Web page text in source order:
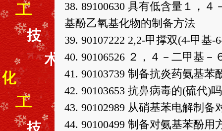
38. 89100630 具有低含量１，
基酚乙氧基化物的制备方法
39. 90107222 2,2-甲撑双(4-甲基
40. 90106526 ２，４－二甲基－
41. 90103739 制备抗炎药氨基苯
42. 90103653 抗鼻病毒的(硫代)
43. 90102989 从硝基苯电解制备
44. 90100499 制备对氨基苯酚用